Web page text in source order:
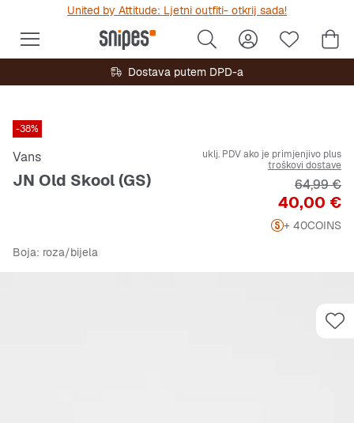
United by Attitude: Ljetni outfiti- otkrij sada!
Dostava putem DPD-a
-38%
Vans
JN Old Skool (GS)
uklj. PDV ako je primjenjivo plus
troškovi dostave
Cijena
40,00 €
64,99 €
+ 40COINS
Boja: roza/bijela